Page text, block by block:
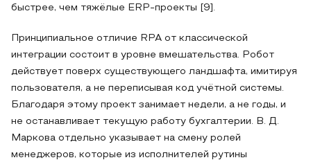
быстрее, чем тяжёлые ERP-проекты [9].
Принципиальное отличие RPA от классической
интеграции состоит в уровне вмешательства. Робот
действует поверх существующего ландшафта, имитируя
пользователя, а не переписывая код учётной системы.
Благодаря этому проект занимает недели, а не годы, и
не останавливает текущую работу бухгалтерии. В. Д.
Маркова отдельно указывает на смену ролей
менеджеров, которые из исполнителей рутины